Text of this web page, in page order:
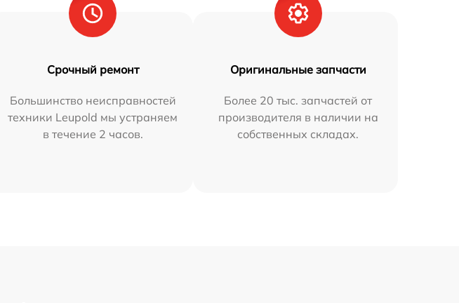
Срочный ремонт
Большинство неисправностей
техники Leupold мы устраняем
в течение 2 часов.
Оригинальные запчасти
Более 20 тыс. запчастей от
производителя в наличии на
собственных складах.